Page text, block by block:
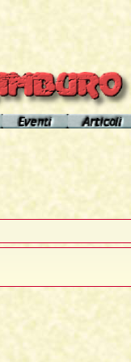
sito
mirror
Calendario eventi
Apprendistato
Indice
Tséntsak
Il Flusso
Vicente
Il